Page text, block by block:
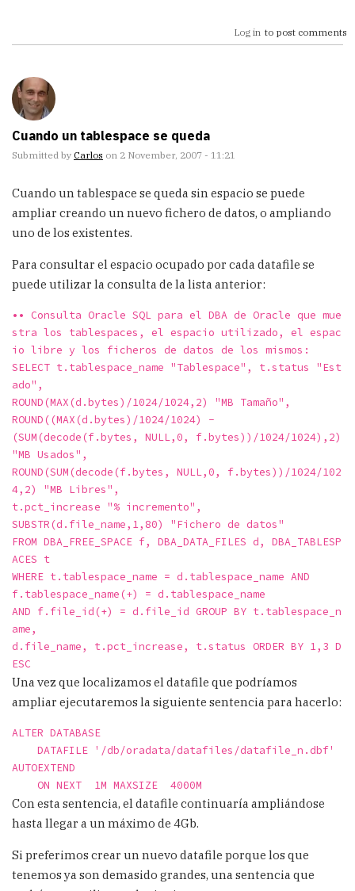
              'Campo comienza por B',
Log in to post comments
Cuando un tablespace se queda
Submitted by Carlos on 2 November, 2007 - 11:21
Cuando un tablespace se queda sin espacio se puede
ampliar creando un nuevo fichero de datos, o ampliando
uno de los existentes.
Para consultar el espacio ocupado por cada datafile se
puede utilizar la consulta de la lista anterior:
•• Consulta Oracle SQL para el DBA de Oracle que mue
stra los tablespaces, el espacio utilizado, el espac
io libre y los ficheros de datos de los mismos:
SELECT t.tablespace_name "Tablespace", t.status "Est
ado",
ROUND(MAX(d.bytes)/1024/1024,2) "MB Tamaño",
ROUND((MAX(d.bytes)/1024/1024) -
(SUM(decode(f.bytes, NULL,0, f.bytes))/1024/1024),2)
"MB Usados",
ROUND(SUM(decode(f.bytes, NULL,0, f.bytes))/1024/102
4,2) "MB Libres",
t.pct_increase "% incremento",
SUBSTR(d.file_name,1,80) "Fichero de datos"
FROM DBA_FREE_SPACE f, DBA_DATA_FILES d, DBA_TABLESP
ACES t
WHERE t.tablespace_name = d.tablespace_name AND
f.tablespace_name(+) = d.tablespace_name
AND f.file_id(+) = d.file_id GROUP BY t.tablespace_n
ame,
d.file_name, t.pct_increase, t.status ORDER BY 1,3 D
ESC
Una vez que localizamos el datafile que podríamos
ampliar ejecutaremos la siguiente sentencia para hacerlo:
ALTER DATABASE
DATAFILE '/db/oradata/datafiles/datafile_n.dbf'
AUTOEXTEND
ON NEXT  1M MAXSIZE  4000M
Con esta sentencia, el datafile continuaría ampliándose
hasta llegar a un máximo de 4Gb.
Si preferimos crear un nuevo datafile porque los que
tenemos ya son demasido grandes, una sentencia que